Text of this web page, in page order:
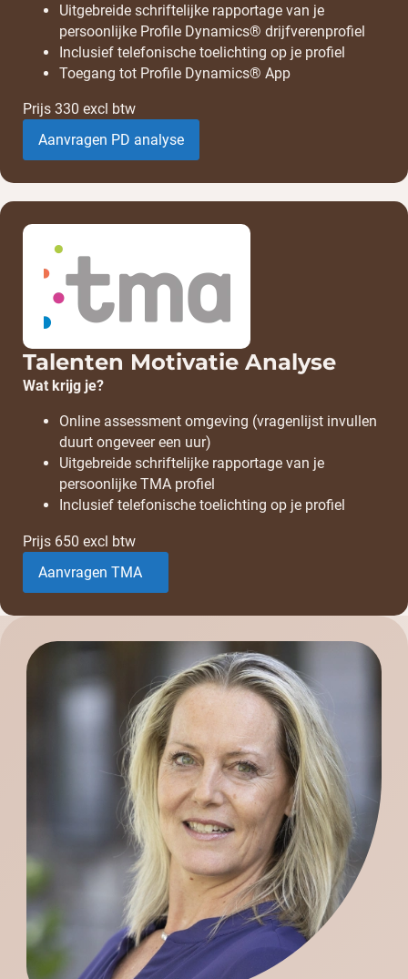
Uitgebreide schriftelijke rapportage van je
persoonlijke Profile Dynamics® drijfverenprofiel
Inclusief telefonische toelichting op je profiel
Toegang tot Profile Dynamics® App
Prijs 330 excl btw
Aanvragen PD analyse
Talenten Motivatie Analyse
Wat krijg je?
Online assessment omgeving (vragenlijst invullen
duurt ongeveer een uur)
Uitgebreide schriftelijke rapportage van je
persoonlijke TMA profiel
Inclusief telefonische toelichting op je profiel
Prijs 650 excl btw
Aanvragen TMA